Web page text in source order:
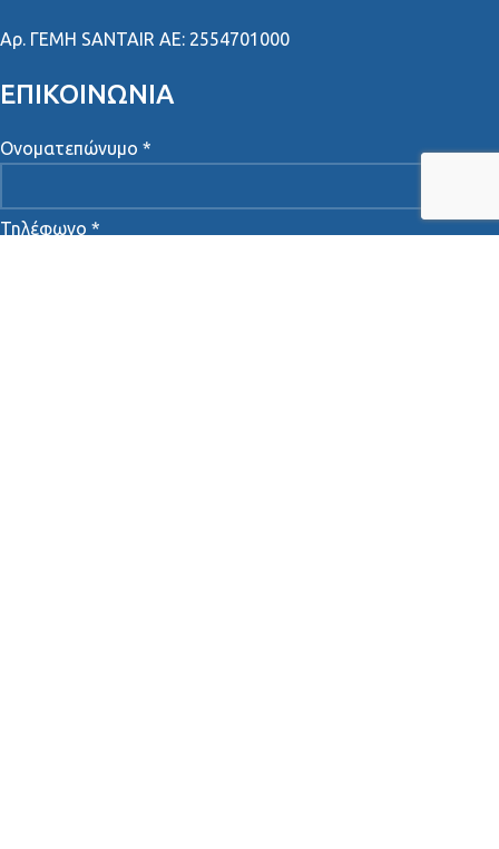
Αρ ΓΕΜΗ SANTAIR AE: 2554701000
ΕΠΙΚΟΙΝΩΝΙΑ
Ονοματεπώνυμο *
Τηλέφωνο *